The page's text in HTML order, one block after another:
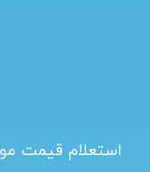
استعلام قیمت